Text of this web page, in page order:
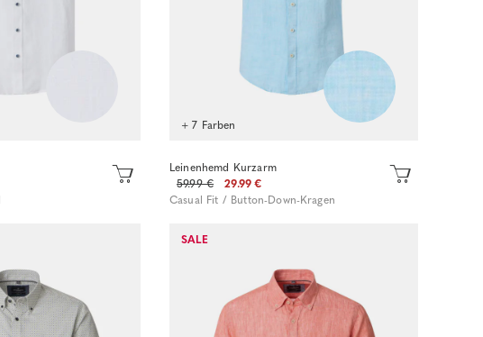
+ 7 Farben
Leinenhemd Kurzarm
59.99 €
29.99 €
Casual Fit / Button-Down-Kragen
SALE